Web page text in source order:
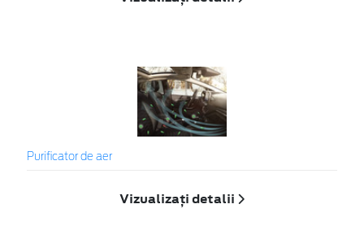
Purificator de aer
Vizualizați detalii